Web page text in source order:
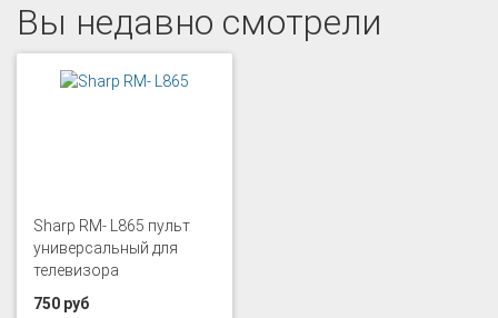
Вы недавно смотрели
Sharp RM- L865 пульт
универсальный для
телевизора
750 руб